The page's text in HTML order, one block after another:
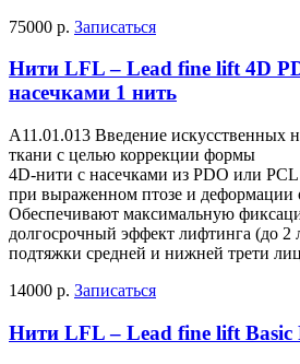
75000 р. Записаться
Нити LFL – Lead fine lift 4D
насечками 1 нить
A11.01.013 Введение искусственных
ткани с целью коррекции формы
4D-нити с насечками из PDO или
при выраженном птозе и деформации
Обеспечивают максимальную
долгосрочный эффект лифтинга (до 2
подтяжки средней и нижней трети
14000 р. Записаться
Нити LFL – Lead fine lift Basic